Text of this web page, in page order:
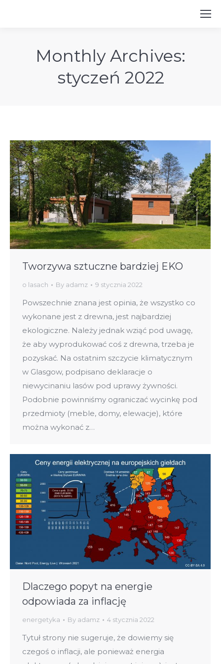
Monthly Archives:
styczeń 2022
Tworzywa sztuczne bardziej EKO
o lasach By adamz 9 stycznia 2022
Powszechnie znana jest opinia, że wszystko co
wykonane jest z drewna, jest najbardziej
ekologiczne. Należy jednak wziąć pod uwagę,
że aby wyprodukować coś z drewna, trzeba je
pozyskać. Na ostatnim szczycie klimatycznym
w Glasgow, podpisano deklaracje o
niewycinaniu lasów pod uprawy żywności.
Podobnie powinniśmy ograniczać wycinkę pod
przedmioty (meble, domy, elewacje), które
można wykonać z…
Dlaczego popyt na energie
odpowiada za inflację
energetyka By adamz 4 stycznia 2022
Tytuł strony nie sugeruje, że dowiemy się
czegoś o inflacji, ale ponieważ energia